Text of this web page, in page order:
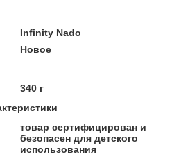
Infinity Nado
Новое
340 г
товар сертифицирован и
безопасен для детского
использования